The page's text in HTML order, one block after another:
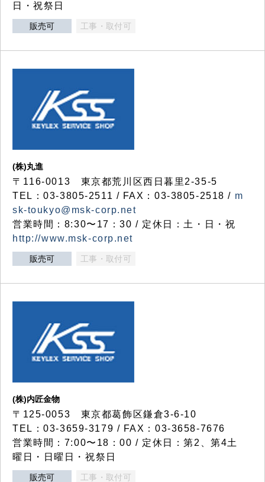
日・祝祭日
販売可 工事・取付可
(株)丸進
〒116-0013 東京都荒川区西日暮里2-35-5
TEL：03-3805-2511 / FAX：03-3805-2518 / m
sk-toukyo@msk-corp.net
営業時間：8:30〜17：30 / 定休日：土・日・祝
http://www.msk-corp.net
販売可 工事・取付可
(株)内匠金物
〒125-0053 東京都葛飾区鎌倉3-6-10
TEL：03-3659-3179 / FAX：03-3658-7676
営業時間：7:00〜18：00 / 定休日：第2、第4土
曜日・日曜日・祝祭日
販売可 工事・取付可